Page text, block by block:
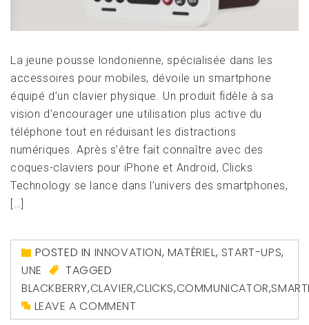
La jeune pousse londonienne, spécialisée dans les
accessoires pour mobiles, dévoile un smartphone
équipé d’un clavier physique. Un produit fidèle à sa
vision d’encourager une utilisation plus active du
téléphone tout en réduisant les distractions
numériques. Après s’être fait connaître avec des
coques-claviers pour iPhone et Android, Clicks
Technology se lance dans l’univers des smartphones,
[…]
POSTED IN INNOVATION, MATÉRIEL, START-UPS,
UNE
TAGGED
BLACKBERRY,CLAVIER,CLICKS,COMMUNICATOR,
LEAVE A COMMENT